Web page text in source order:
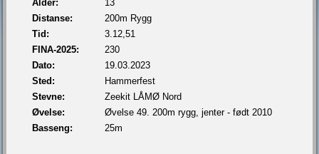
Alder:
13
Distanse:
200m Rygg
Tid:
3.12,51
FINA-2025:
230
Dato:
19.03.2023
Sted:
Hammerfest
Stevne:
Zeekit LÅMØ Nord
Øvelse:
Øvelse 49. 200m rygg, jenter - født 2010
Basseng:
25m